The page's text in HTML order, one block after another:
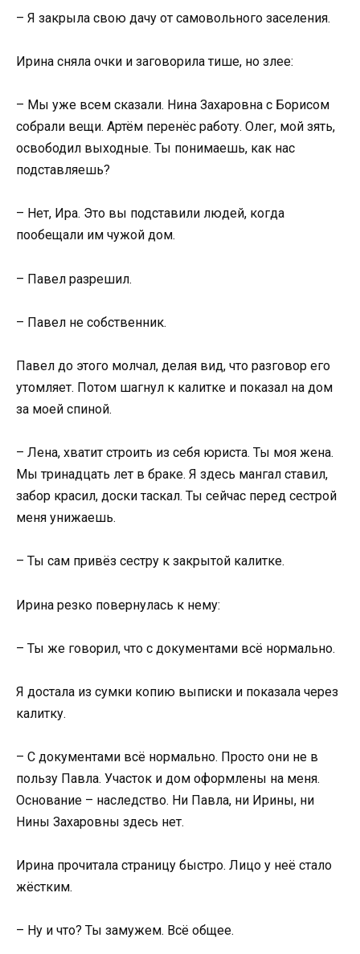
– Я закрыла свою дачу от самовольного заселения.
Ирина сняла очки и заговорила тише, но злее:
– Мы уже всем сказали. Нина Захаровна с Борисом
собрали вещи. Артём перенёс работу. Олег, мой зять,
освободил выходные. Ты понимаешь, как нас
подставляешь?
– Нет, Ира. Это вы подставили людей, когда
пообещали им чужой дом.
– Павел разрешил.
– Павел не собственник.
Павел до этого молчал, делая вид, что разговор его
утомляет. Потом шагнул к калитке и показал на дом
за моей спиной.
– Лена, хватит строить из себя юриста. Ты моя жена.
Мы тринадцать лет в браке. Я здесь мангал ставил,
забор красил, доски таскал. Ты сейчас перед сестрой
меня унижаешь.
– Ты сам привёз сестру к закрытой калитке.
Ирина резко повернулась к нему:
– Ты же говорил, что с документами всё нормально.
Я достала из сумки копию выписки и показала через
калитку.
– С документами всё нормально. Просто они не в
пользу Павла. Участок и дом оформлены на меня.
Основание – наследство. Ни Павла, ни Ирины, ни
Нины Захаровны здесь нет.
Ирина прочитала страницу быстро. Лицо у неё стало
жёстким.
– Ну и что? Ты замужем. Всё общее.